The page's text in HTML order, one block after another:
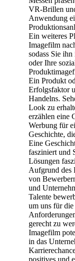
VR-Brillen
Anwendung
Ein weiteres
Imagefilm
sodass Sie
oder Ihre
Ein Produkt
Erfolgsfaktor
Handelns.
Look zu
erzählen eine
Werbung für
Geschichte,
Eine
fasziniert und
Lösungen
Aufgrund des
von
und
Talente
um uns für
gerecht zu
Imagefilm
in das
positives und